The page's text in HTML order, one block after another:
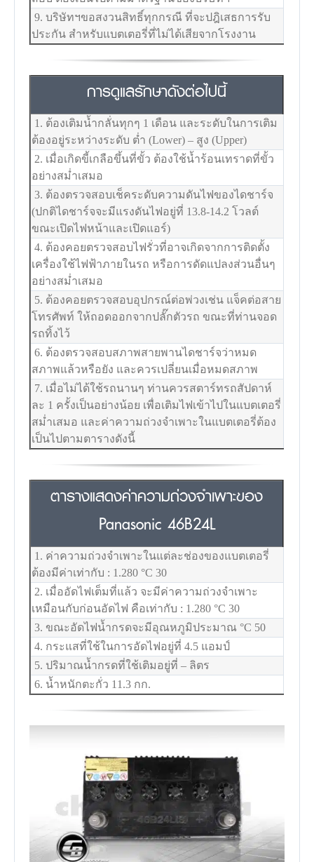
9. บริษัทฯขอสงวนสิทธิ์ทุกกรณี ที่จะปฎิเสธการรับ
ประกัน สำหรับแบตเตอรี่ที่ไม่ได้เสียจากโรงงาน
การดูแลรักษาดังต่อไปนี้
1. ต้องเติมน้ำกลั่นทุกๆ 1 เดือน และระดับในการเติม
ต้องอยู่ระหว่างระดับ ต่ำ (Lower) – สูง (Upper)
2. เมื่อเกิดขี้เกลือขึ้นที่ขั้ว ต้องใช้น้ำร้อนเทราดที่ขั้ว
อย่างสม่ำเสมอ
3. ต้องตรวจสอบเช็คระดับความดันไฟของไดชาร์จ
(ปกติไดชาร์จจะมีแรงดันไฟอยู่ที่ 13.8-14.2 โวลต์
ขณะเปิดไฟหน้าและเปิดแอร์)
4. ต้องคอยตรวจสอบไฟรั่วที่อาจเกิดจากการติดตั้ง
เครื่องใช้ไฟฟ้าภายในรถ หรือการดัดแปลงส่วนอื่นๆ
อย่างสม่ำเสมอ
5. ต้องคอยตรวจสอบอุปกรณ์ต่อพ่วงเช่น แจ็คต่อสาย
โทรศัพท์ ให้ถอดออกจากปลั๊กตัวรถ ขณะที่ท่านจอด
รถทิ้งไว้
6. ต้องตรวจสอบสภาพสายพานไดชาร์จว่าหมด
สภาพแล้วหรือยัง และควรเปลี่ยนเมื่อหมดสภาพ
7. เมื่อไม่ได้ใช้รถนานๆ ท่านควรสตาร์ทรถสัปดาห์
ละ 1 ครั้งเป็นอย่างน้อย เพื่อเติมไฟเข้าไปในแบตเตอรี่
สม่ำเสมอ และค่าความถ่วงจำเพาะในแบตเตอรี่ต้อง
เป็นไปตามตารางดังนี้
ตารางแสดงค่าความถ่วงจำเพาะของ
Panasonic 46B24L
1. ค่าความถ่วงจำเพาะในแต่ละช่องของแบตเตอรี่
ต้องมีค่าเท่ากับ : 1.280 °C 30
2. เมื่ออัดไฟเต็มที่แล้ว จะมีค่าความถ่วงจำเพาะ
เหมือนกับก่อนอัดไฟ คือเท่ากับ : 1.280 °C 30
3. ขณะอัดไฟน้ำกรดจะมีอุณหภูมิประมาณ °C 50
4. กระแสที่ใช้ในการอัดไฟอยู่ที่ 4.5 แอมป์
5. ปริมาณน้ำกรดที่ใช้เติมอยู่ที่ – ลิตร
6. น้ำหนักตะกั่ว 11.3 กก.